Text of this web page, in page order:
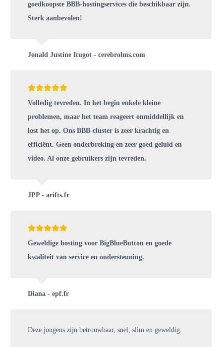
goedkoopste BBB-hostingservices die beschikbaar zijn.
Sterk aanbevolen!
Jonald Justine Itugot - cerebrolms.com
Volledig tevreden. In het begin enkele kleine
problemen, maar het team reageert onmiddellijk en
lost het op. Ons BBB-cluster is zeer krachtig en
efficiënt. Geen onderbreking en zeer goed geluid en
video. Al onze gebruikers zijn tevreden.
JPP - arifts.fr
Geweldige hosting voor BigBlueButton en goede
kwaliteit van service en ondersteuning.
Diana - epf.fr
Deze jongens zijn betrouwbaar, snel, slim en geweldig.